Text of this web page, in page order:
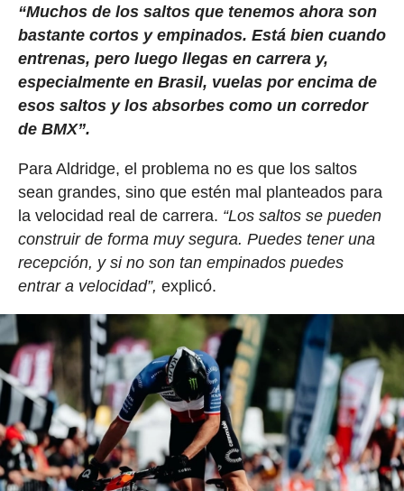
“Muchos de los saltos que tenemos ahora son
bastante cortos y empinados. Está bien cuando
entrenas, pero luego llegas en carrera y,
especialmente en Brasil, vuelas por encima de
esos saltos y los absorbes como un corredor
de BMX”.
Para Aldridge, el problema no es que los saltos
sean grandes, sino que estén mal planteados para
la velocidad real de carrera. “Los saltos se pueden
construir de forma muy segura. Puedes tener una
recepción, y si no son tan empinados puedes
entrar a velocidad”, explicó.